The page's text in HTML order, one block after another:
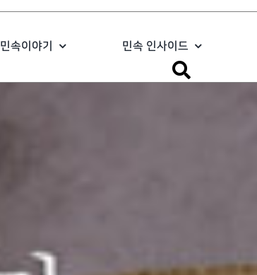
민속이야기 민속 인사이드